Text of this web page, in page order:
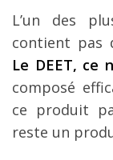
L’un des
contient pas
Le DEET, ce
composé
ce produit
reste un